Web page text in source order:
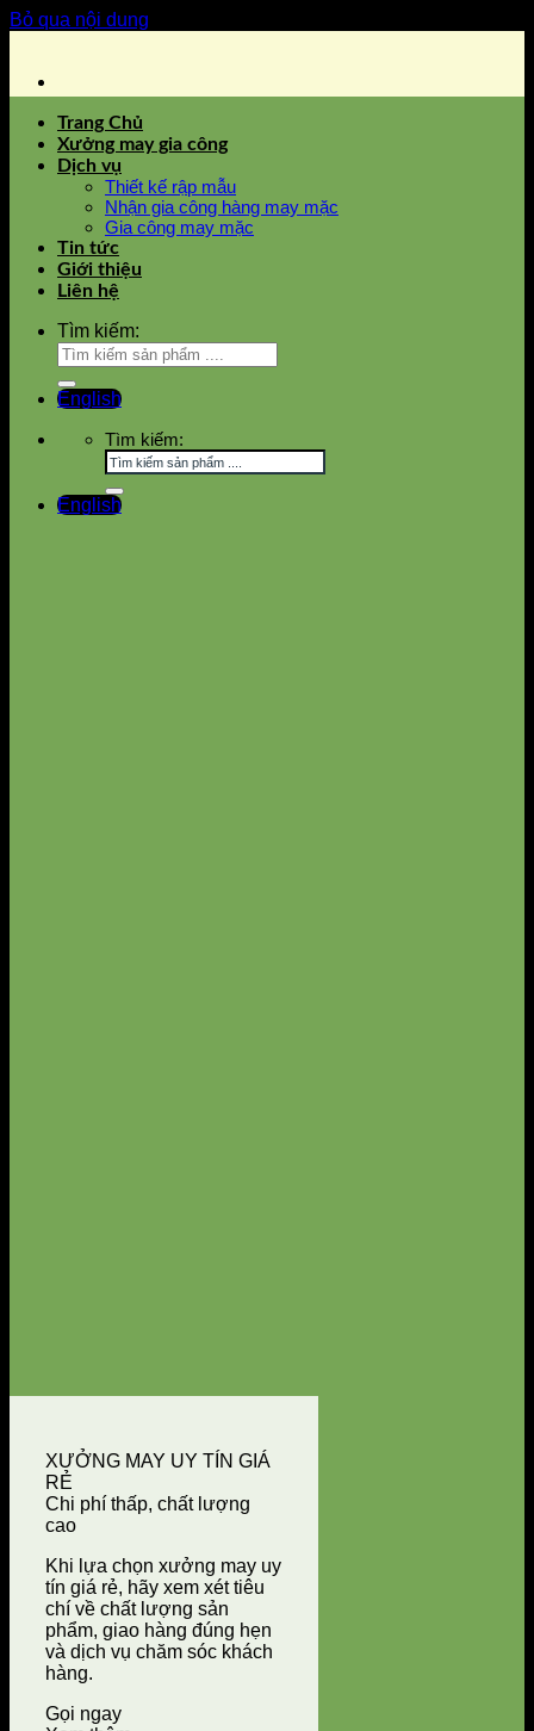
Bỏ qua nội dung
Trang Chủ
Xưởng may gia công
Dịch vụ
Thiết kế rập mẫu
Nhận gia công hàng may mặc
Gia công may mặc
Tin tức
Giới thiệu
Liên hệ
Tìm kiếm:
English
Tìm kiếm:
English
XƯỞNG MAY UY TÍN GIÁ
RẺ
Chi phí thấp, chất lượng
cao
Khi lựa chọn xưởng may uy
tín giá rẻ, hãy xem xét tiêu
chí về chất lượng sản
phẩm, giao hàng đúng hẹn
và dịch vụ chăm sóc khách
hàng.
Gọi ngay